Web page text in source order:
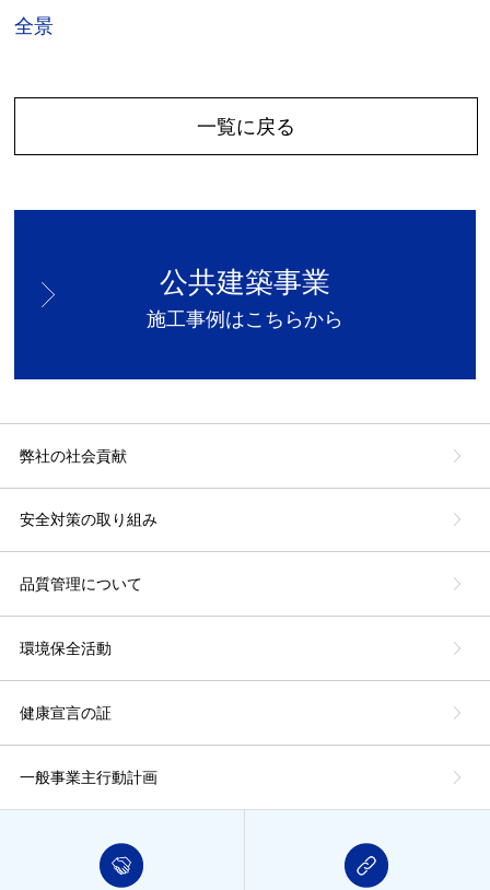
全景
一覧に戻る
公共建築事業
施工事例はこちらから
弊社の社会貢献
安全対策の取り組み
品質管理について
環境保全活動
健康宣言の証
一般事業主行動計画